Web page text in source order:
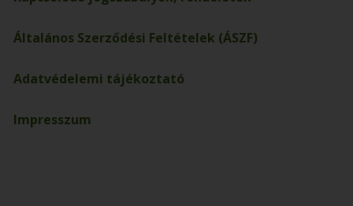
Általános Szerződési Feltételek (ÁSZF)
Adatvédelemi tájékoztató
Impresszum